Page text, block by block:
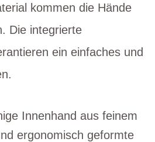
kommen die Hände
Die integrierte
ein einfaches und
Innenhand aus feinem
ergonomisch geformte